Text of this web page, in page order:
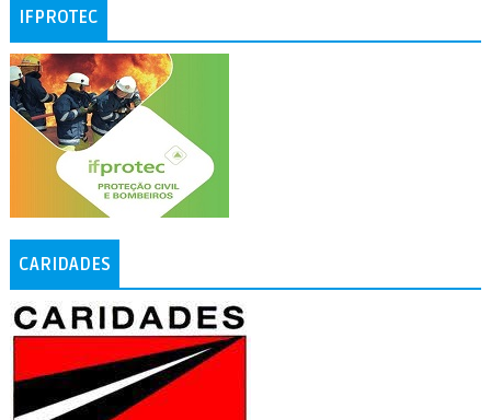
IFPROTEC
CARIDADES